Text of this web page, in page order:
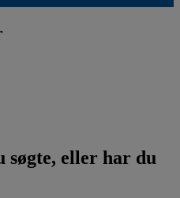
søgte, eller har du